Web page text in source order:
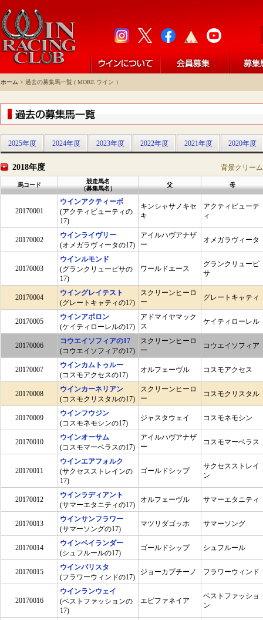
ホーム > 過去の募集馬一覧 ( MORE ウイン ）
2025年度 2024年度 2023年度 2022年度 2021年度 2020年度
2018年度 背景クリー
馬コード
競走馬名
（募集馬名）
父 母
20170001
ウインアクティーボ
(アクティビューティの
17)
キンシャサノキセ
キ
アクティビューテ
ィ
20170002
ウインライヴリー
(オメガラヴィータの17)
アイルハヴアナザ
ー
オメガラヴィータ
20170003
ウインルモンド
(グランクリューピサの
17)
ワールドエース
グランクリューピ
サ
20170004
ウイングレイテスト
(グレートキャティの17)
スクリーンヒーロ
ー
グレートキャティ
20170005
ウインアポロン
(ケイティローレルの17)
アドマイヤマック
ス
ケイティローレル
20170006
コウエイソフィアの17
(コウエイソフィアの17)
スクリーンヒーロ
ー
コウエイソフィア
20170007
ウインカムトゥルー
(コスモアクセスの17)
オルフェーヴル コスモアクセス
20170008
ウインカーネリアン
(コスモクリスタルの17)
スクリーンヒーロ
ー
コスモクリスタル
20170009
ウインフウジン
(コスモネモシンの17)
ジャスタウェイ コスモネモシン
20170010
ウインオーサム
(コスモマーベラスの17)
アイルハヴアナザ
ー
コスモマーベラス
20170011
ウインエアフォルク
(サクセスストレインの
17)
ゴールドシップ
サクセスストレイ
ン
20170012
ウインラディアント
(サマーエタニティの17)
オルフェーヴル サマーエタニティ
20170013
ウインサンフラワー
(サマーソングの17)
マツリダゴッホ サマーソング
20170014
ウインベイランダー
(シュフルールの17)
ゴールドシップ シュフルール
20170015
ウインバリスタ
(フラワーウィンドの17)
ジョーカプチーノ フラワーウィンド
20170016
ウインランウェイ
(ベストファッションの
17)
エピファネイア
ベストファッショ
ン